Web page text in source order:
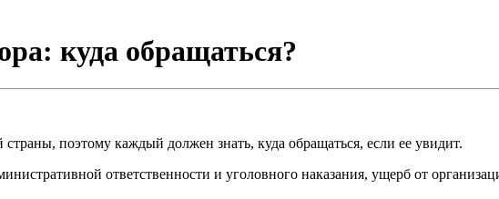
куда обращаться?
поэтому каждый должен знать, куда обращаться, если ее увидит.
ответственности и уголовного наказания, ущерб от